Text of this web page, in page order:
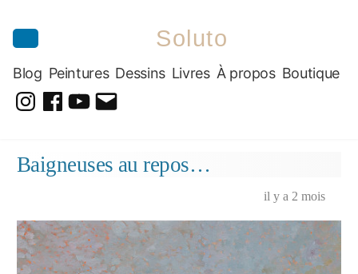
Soluto
Blog Peintures Dessins Livres À propos Boutique
Dessins
Baigneuses au repos…
il y a 2 mois